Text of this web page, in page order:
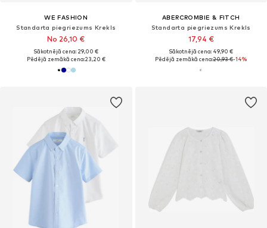
WE FASHION
Standarta piegriezums Krekls
No 26,10 €
Sākotnējā cena: 29,00 €
Pēdējā zemākā cena:23,20 €
ABERCROMBIE & FITCH
Standarta piegriezums Krekls
17,94 €
Sākotnējā cena: 49,90 €
Pēdējā zemākā cena:20,93 €-14%